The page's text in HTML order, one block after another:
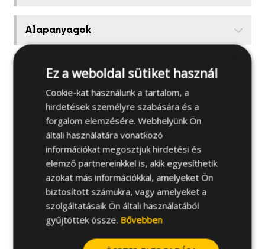
Alapanyagok
Kapcsolódó termékek
Telepítési útmutató
Ez a weboldal sütiket használ
Cookie-kat használunk a tartalom, a
hirdetések személyre szabására és a
forgalom elemzésére. Webhelyünk Ön
általi használatára vonatkozó
információkat megosztjuk hirdetési és
elemző partnereinkkel is, akik egyesíthetik
azokat más információkkal, amelyeket Ön
biztosított számukra, vagy amelyeket a
szolgáltatásaik Ön általi használatából
gyűjtöttek össze. Bővebben